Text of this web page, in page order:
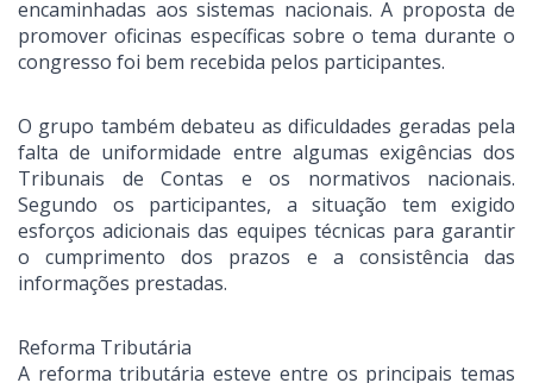
encaminhadas aos sistemas nacionais. A proposta de
promover oficinas específicas sobre o tema durante o
congresso foi bem recebida pelos participantes.
O grupo também debateu as dificuldades geradas pela
falta de uniformidade entre algumas exigências dos
Tribunais de Contas e os normativos nacionais.
Segundo os participantes, a situação tem exigido
esforços adicionais das equipes técnicas para garantir
o cumprimento dos prazos e a consistência das
informações prestadas.
Reforma Tributária
A reforma tributária esteve entre os principais temas